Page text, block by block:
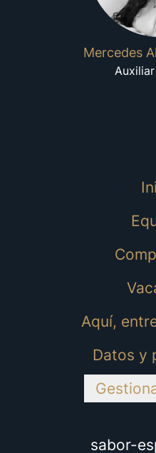
Mercedes
Aquí,
Datos y
sabor-